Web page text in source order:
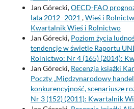
Jan Górecki,OECD-FAO
lata 2012–2021 ,Wieś i
Kwartalnik Wieś i Rolnictwo
Jan Górecki, Poziom życia
tendencje w świetle Raportu
Rolnictwo: Nr 4 (165) (2014):
Jan Górecki, Recenzja książki
Poczty „Międzynarodowy
konkurencyjność, scenariusze
Nr 3 (152) (2011): Kwartalnik